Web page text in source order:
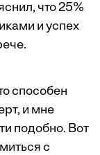
что 25%
и успех
способен
и мне
подобно. Вот
с